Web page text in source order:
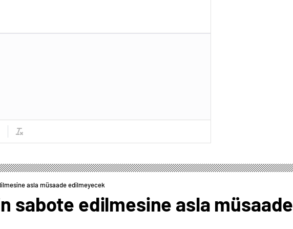
asla müsaade edilmeyecek
sabote edilmesine asla müsaade